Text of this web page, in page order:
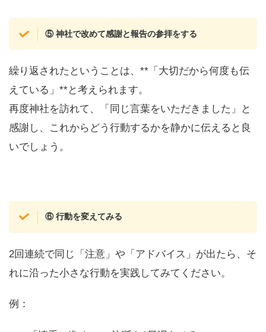
⑤ 神社で改めて感謝と報告の参拝をする
繰り返されたということは、**「大切だから何度も伝
えている」**と考えられます。
再度神社を訪れて、「同じ言葉をいただきました」と
感謝し、これからどう行動するかを静かに伝えると良
いでしょう。
⑥ 行動を変えてみる
2回連続で同じ「注意」や「アドバイス」が出たら、そ
れに沿った小さな行動を実践してみてください。
例：